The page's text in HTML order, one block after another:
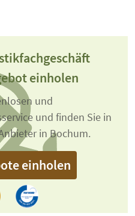
einholen
und
und finden Sie in
in Bochum.
einholen